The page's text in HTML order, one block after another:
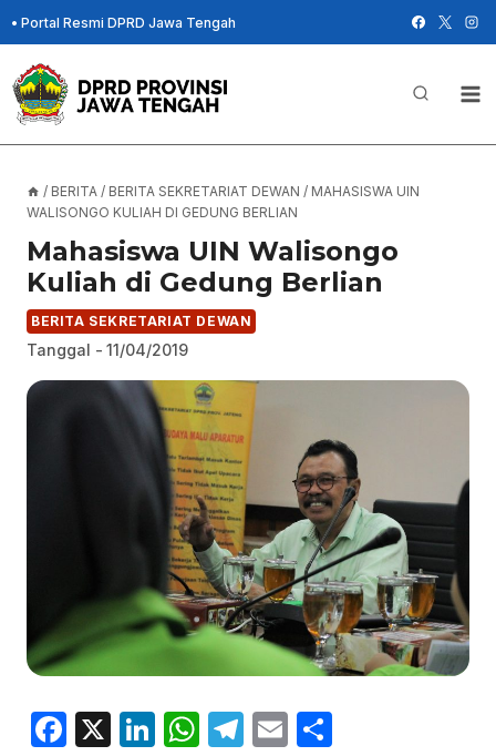
Skip
to
content
• Portal Resmi DPRD Jawa Tengah
/ BERITA / BERITA SEKRETARIAT DEWAN / MAHASISWA UIN
WALISONGO KULIAH DI GEDUNG BERLIAN
Mahasiswa UIN Walisongo
Kuliah di Gedung Berlian
BERITA SEKRETARIAT DEWAN
Tanggal - 11/04/2019
F
X
Li W T
E